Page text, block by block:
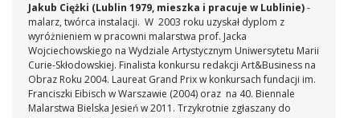
Jakub Ciężki (Lublin 1979, mieszka i pracuje w Lublinie)-
malarz, twórca instalacji. W 2003 roku uzyskał dyplom z
wyróżnieniem w pracowni malarstwa prof. Jacka
Wojciechowskiego na Wydziale Artystycznym Uniwersytetu Marii
Curie-Skłodowskiej. Finalista konkursu redakcji Art&Business na
Obraz Roku 2004. Laureat Grand Prix w konkursach fundacji im.
Franciszki Eibisch w Warszawie (2004) oraz na 40. Biennale
Malarstwa Bielska Jesień w 2011. Trzykrotnie zgłaszany do